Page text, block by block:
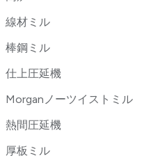
線材ミル
棒鋼ミル
仕上圧延機
Morganノーツイストミル
熱間圧延機
厚板ミル